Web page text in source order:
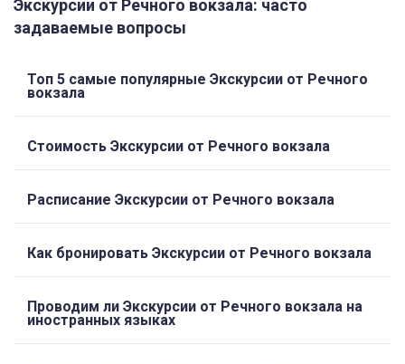
Экскурсии от Речного вокзала: часто
задаваемые вопросы
Топ 5 самые популярные Экскурсии от Речного
вокзала
Стоимость Экскурсии от Речного вокзала
Расписание Экскурсии от Речного вокзала
Как бронировать Экскурсии от Речного вокзала
Проводим ли Экскурсии от Речного вокзала на
иностранных языках